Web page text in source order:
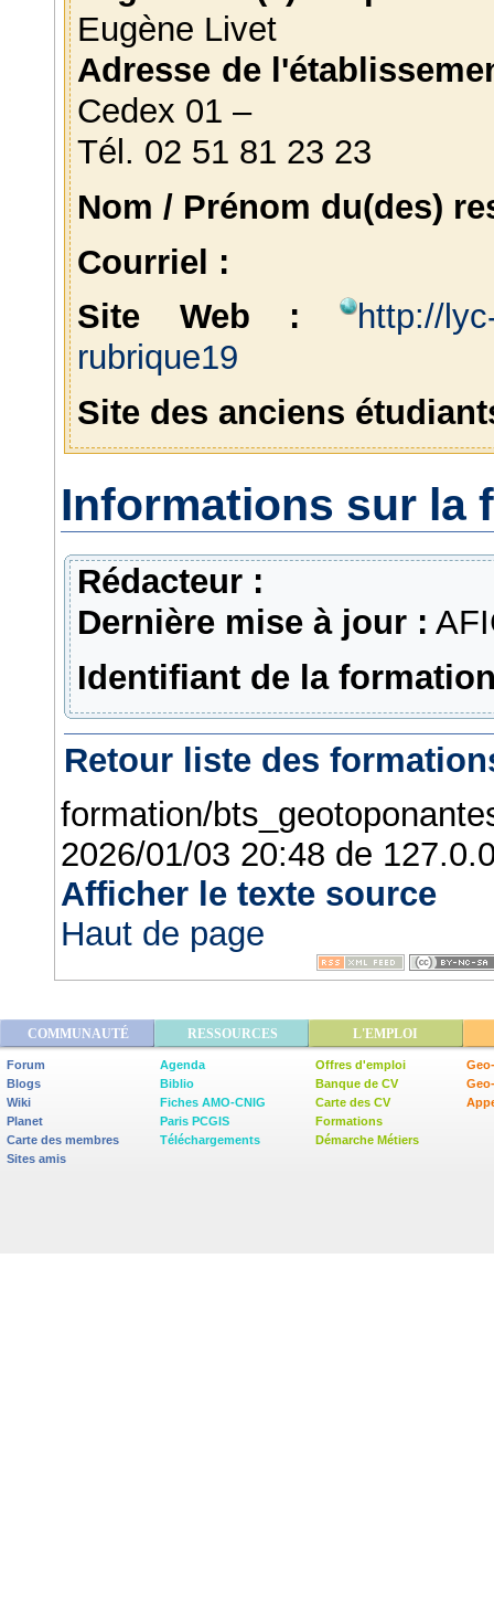
Eugène Livet
Adresse de
Cedex 01 –
Tél. 02 51 81 23 23
Nom / Prénom du(des)
Courriel :
Site Web :
http://
rubrique19
Site des anciens
Informations sur la
Rédacteur :
Dernière mise à jour :
Identifiant de la
Retour liste des
formation/
2026/01/03 20:48 de
Afficher le texte source
Haut de page
COMMUNAUTÉ RESSOURCES L'EMPLOI
Forum
Blogs
Wiki
Planet
Carte des membres
Sites amis
Agenda
Biblio
Fiches AMO-CNIG
Paris PCGIS
Téléchargements
Offres d'emploi
Banque de CV
Carte des CV
Formations
Démarche Métiers